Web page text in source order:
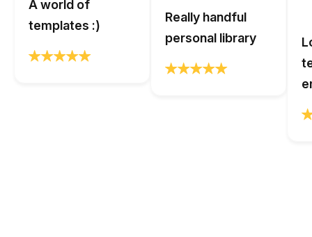
A world of
templates :)
Really handful
personal library